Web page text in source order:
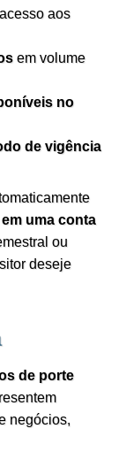
aos
em volume
no
de vigência
uma conta
ou
deseje
de porte
negócios,